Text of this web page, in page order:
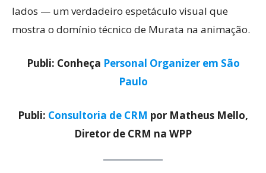
lados — um verdadeiro espetáculo visual que
mostra o domínio técnico de Murata na animação.
Publi: Conheça Personal Organizer em São
Paulo
Publi: Consultoria de CRM por Matheus Mello,
Diretor de CRM na WPP